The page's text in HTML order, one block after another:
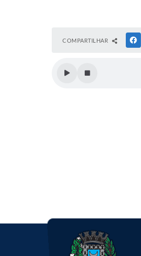
COMPARTILHAR